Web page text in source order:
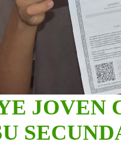
JOVEN